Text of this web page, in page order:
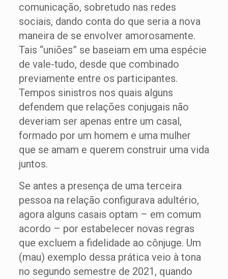
comunicação, sobretudo nas redes
sociais, dando conta do que seria a nova
maneira de se envolver amorosamente.
Tais “uniões” se baseiam em uma espécie
de vale-tudo, desde que combinado
previamente entre os participantes.
Tempos sinistros nos quais alguns
defendem que relações conjugais não
deveriam ser apenas entre um casal,
formado por um homem e uma mulher
que se amam e querem construir uma vida
juntos.
Se antes a presença de uma terceira
pessoa na relação configurava adultério,
agora alguns casais optam – em comum
acordo – por estabelecer novas regras
que excluem a fidelidade ao cônjuge. Um
(mau) exemplo dessa prática veio à tona
no segundo semestre de 2021, quando